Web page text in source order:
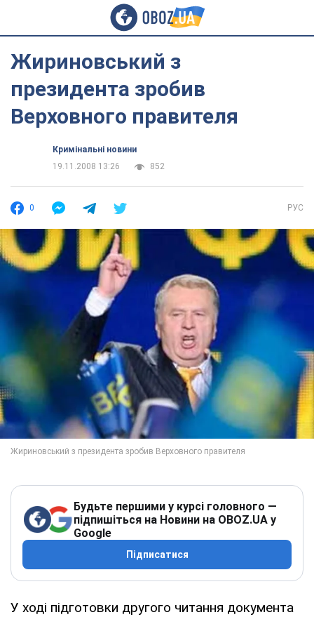
Жириновський з
президента зробив
Верховного правителя
Кримінальні новини
19.11.2008 13:26
852
0 РУС
Будьте першими у курсі головного —
підпишіться на Новини на OBOZ.UA у
Google
Підписатися
У ході підготовки другого читання документа